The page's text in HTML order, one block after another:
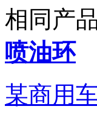
相同产
喷油环
某商用